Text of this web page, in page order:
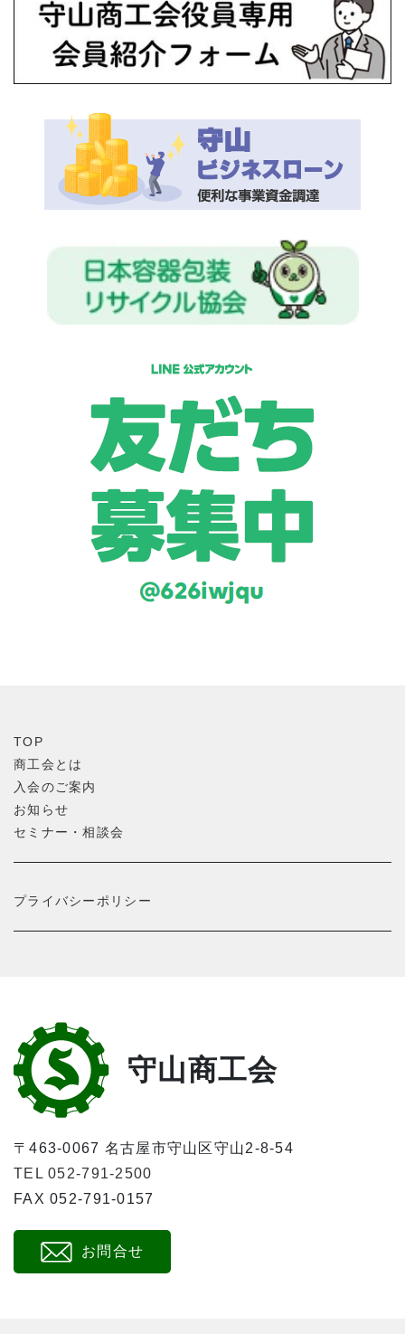
TOP
商工会とは
入会のご案内
お知らせ
セミナー・相談会
プライバシーポリシー
守山商工会
〒463-0067 名古屋市守山区守山2-8-54
TEL 052-791-2500
FAX 052-791-0157
お問合せ